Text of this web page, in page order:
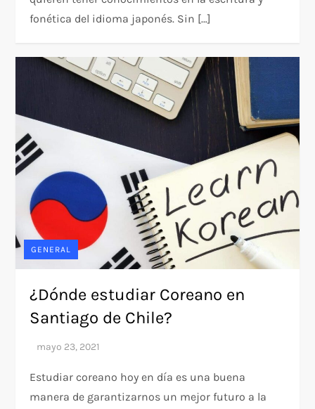
fonética del idioma japonés. Sin […]
GENERAL
¿Dónde estudiar Coreano en
Santiago de Chile?
Estudiar coreano hoy en día es una buena
manera de garantizarnos un mejor futuro a la